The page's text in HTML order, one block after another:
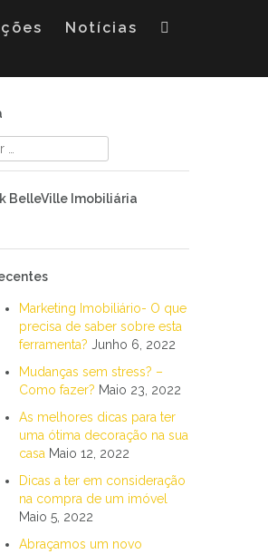
Notícias
BelleVille Imobiliária
Marketing Imobiliário- O que
precisa de saber sobre esta
ferramenta? Junho 6, 2022
Mudanças sem stress? –
Como fazer? Maio 23, 2022
As melhores dicas para ter
uma ótima decoração na sua
casa Maio 12, 2022
Dicas a ter em consideração
na compra de um imóvel
Maio 5, 2022
Abraçamos um novo